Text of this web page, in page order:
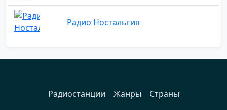
Радио Ностальгия
Радиостанции Жанры
Страны